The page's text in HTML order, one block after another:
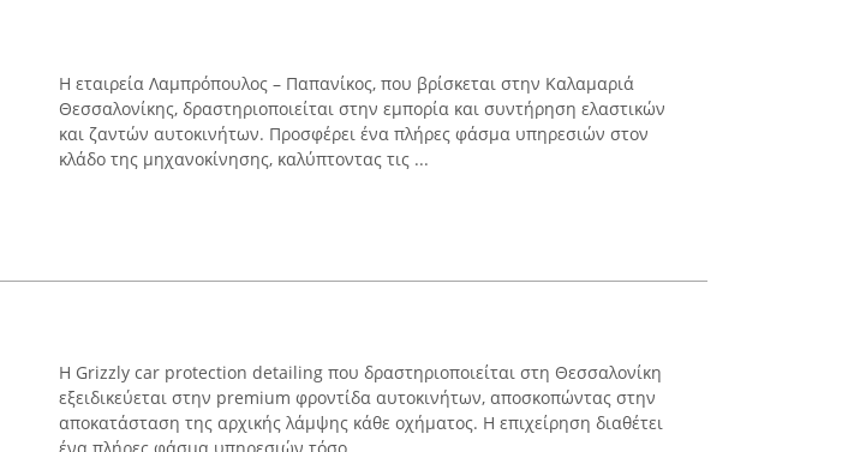
Η εταιρεία Λαμπρόπουλος – Παπανίκος, που βρίσκεται στην Καλαμαριά
Θεσσαλονίκης, δραστηριοποιείται στην εμπορία και συντήρηση ελαστικών
και ζαντών αυτοκινήτων. Προσφέρει ένα πλήρες φάσμα υπηρεσιών στον
κλάδο της μηχανοκίνησης, καλύπτοντας τις ...
Η Grizzly car protection detailing που δραστηριοποιείται στη Θεσσαλονίκη
εξειδικεύεται στην premium φροντίδα αυτοκινήτων, αποσκοπώντας στην
αποκατάσταση της αρχικής λάμψης κάθε οχήματος. Η επιχείρηση διαθέτει